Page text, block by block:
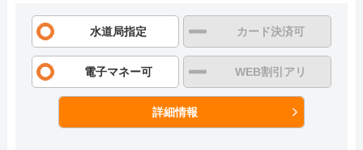
水道局指定 カード決済可
電子マネー可 WEB割引アリ
詳細情報